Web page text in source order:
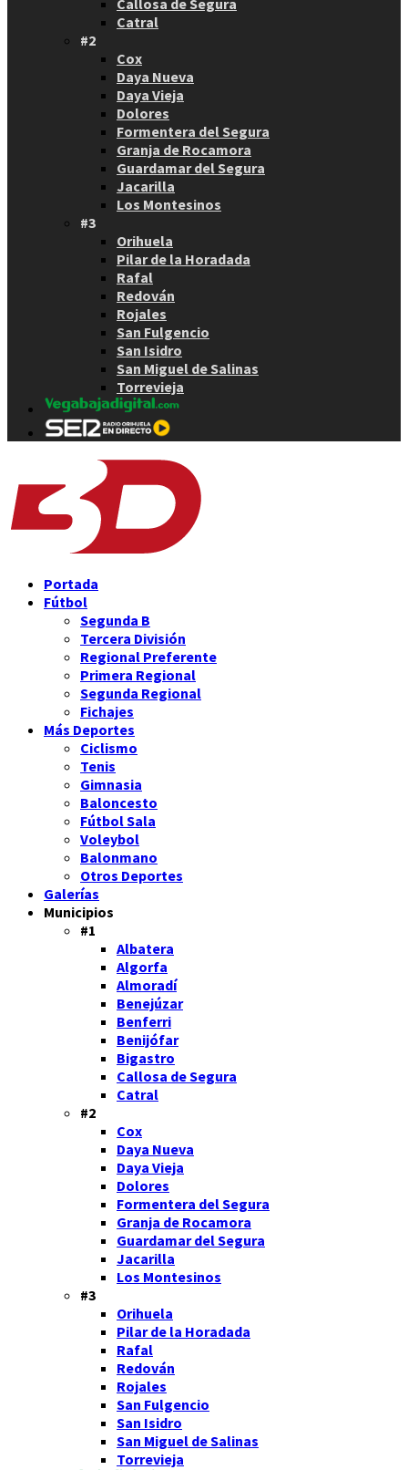
Callosa de Segura
Catral
#2
Cox
Daya Nueva
Daya Vieja
Dolores
Formentera del Segura
Granja de Rocamora
Guardamar del Segura
Jacarilla
Los Montesinos
#3
Orihuela
Pilar de la Horadada
Rafal
Redován
Rojales
San Fulgencio
San Isidro
San Miguel de Salinas
Torrevieja
Portada
Fútbol
Segunda B
Tercera División
Regional Preferente
Primera Regional
Segunda Regional
Fichajes
Más Deportes
Ciclismo
Tenis
Gimnasia
Baloncesto
Fútbol Sala
Voleybol
Balonmano
Otros Deportes
Galerías
Municipios
#1
Albatera
Algorfa
Almoradí
Benejúzar
Benferri
Benijófar
Bigastro
Callosa de Segura
Catral
#2
Cox
Daya Nueva
Daya Vieja
Dolores
Formentera del Segura
Granja de Rocamora
Guardamar del Segura
Jacarilla
Los Montesinos
#3
Orihuela
Pilar de la Horadada
Rafal
Redován
Rojales
San Fulgencio
San Isidro
San Miguel de Salinas
Torrevieja